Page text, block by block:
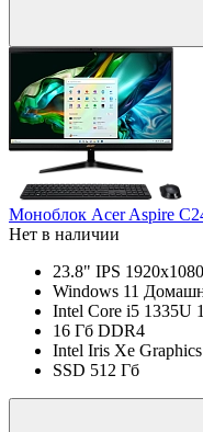
Моноблок Acer Aspire
Нет в наличии
23.8" IPS
Windows 11
Intel Core i5 1335U
16 Гб DDR4
Intel Iris Xe Graphics
SSD 512 Гб